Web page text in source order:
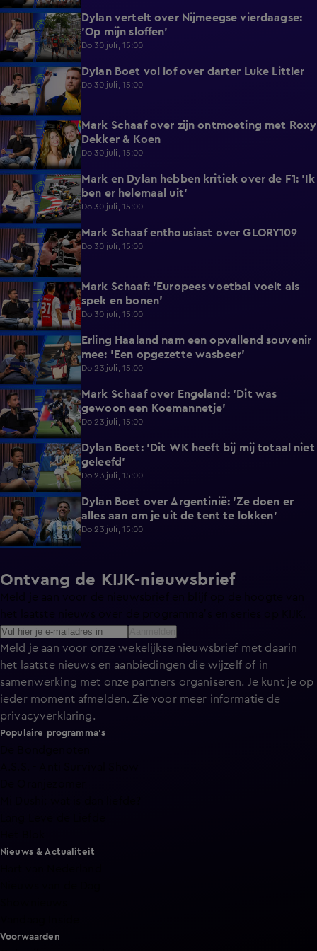
2:45
Dylan vertelt over Nijmeegse vierdaagse:
'Op mijn sloffen'
Do 30 juli, 15:00
1:55 Dylan Boet vol lof over darter Luke Littler
Do 30 juli, 15:00
1:24
Mark Schaaf over zijn ontmoeting met Roxy
Dekker & Koen
Do 30 juli, 15:00
1:46
Mark en Dylan hebben kritiek over de F1: 'Ik
ben er helemaal uit'
Do 30 juli, 15:00
1:41 Mark Schaaf enthousiast over GLORY109
Do 30 juli, 15:00
2:40
Mark Schaaf: 'Europees voetbal voelt als
spek en bonen'
Do 30 juli, 15:00
1:04
Erling Haaland nam een opvallend souvenir
mee: 'Een opgezette wasbeer'
Do 23 juli, 15:00
1:25
Mark Schaaf over Engeland: 'Dit was
gewoon een Koemannetje'
Do 23 juli, 15:00
5:52
Dylan Boet: 'Dit WK heeft bij mij totaal niet
geleefd'
Do 23 juli, 15:00
1:45
Dylan Boet over Argentinië: 'Ze doen er
alles aan om je uit de tent te lokken'
Do 23 juli, 15:00
Ontvang de KIJK-nieuwsbrief
Meld je aan voor de nieuwsbrief en blijf op de hoogte van
Meld je aan voor onze wekelijkse nieuwsbrief met daarin
het laatste nieuws en aanbiedingen die wijzelf of in
samenwerking met onze partners organiseren. Je kunt je op
ieder moment afmelden. Zie voor meer informatie de
privacyverklaring.
Populaire programma's
Nieuws & Actualiteit
Voorwaarden